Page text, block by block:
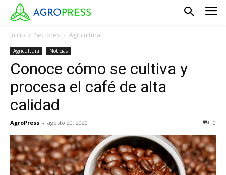
Inicio Sectores Agricultura
Agricultura Noticias
Conoce cómo se cultiva y
procesa el café de alta
calidad
AgroPress - agosto 20, 2020 0